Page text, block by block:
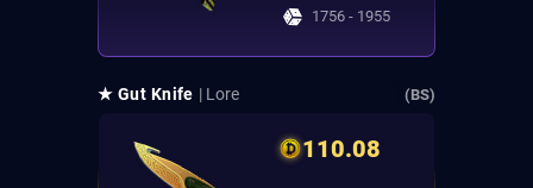
1756 - 1955
★ Gut Knife | Lore (BS)
110.08